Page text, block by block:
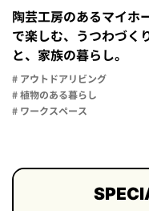
陶芸工房のあるマイホ
で楽しむ、うつわづく
と、家族の暮らし。
# アウトドアリビング
# 植物のある暮らし
# ワークスペース